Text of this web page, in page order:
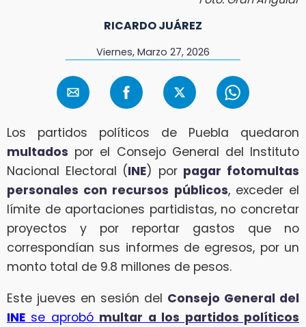
RICARDO JUÁREZ
Viernes, Marzo 27, 2026
Los partidos políticos de Puebla quedaron
multados por el Consejo General del Instituto
Nacional Electoral (INE) por pagar fotomultas
personales con recursos públicos, exceder el
límite de aportaciones partidistas, no concretar
proyectos y por reportar gastos que no
correspondían sus informes de egresos, por un
monto total de 9.8 millones de pesos.
Este jueves en sesión del Consejo General del
INE se aprobó multar a los partidos políticos